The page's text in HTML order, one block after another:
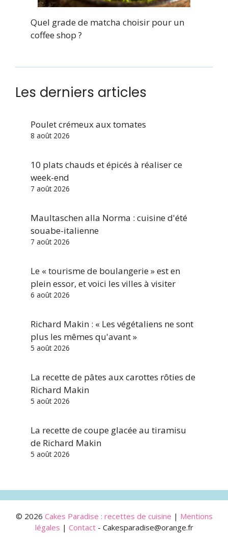
Quel grade de matcha choisir pour un
coffee shop ?
Les derniers articles
Poulet crémeux aux tomates
8 août 2026
10 plats chauds et épicés à réaliser ce
week-end
7 août 2026
Maultaschen alla Norma : cuisine d'été
souabe-italienne
7 août 2026
Le « tourisme de boulangerie » est en
plein essor, et voici les villes à visiter
6 août 2026
Richard Makin : « Les végétaliens ne sont
plus les mêmes qu'avant »
5 août 2026
La recette de pâtes aux carottes rôties de
Richard Makin
5 août 2026
La recette de coupe glacée au tiramisu
de Richard Makin
5 août 2026
© 2026 Cakes Paradise : recettes de cuisine | Mentions
légales | Contact- Cakesparadise@orange.fr